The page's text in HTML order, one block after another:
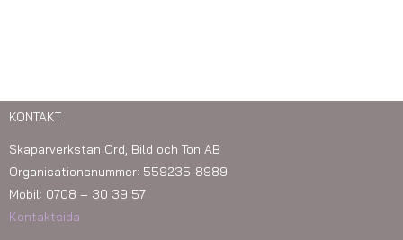
KONTAKT
Skaparverkstan Ord, Bild och Ton AB
Organisationsnummer: 559235-8989
Mobil: 0708 – 30 39 57
Kontaktsida